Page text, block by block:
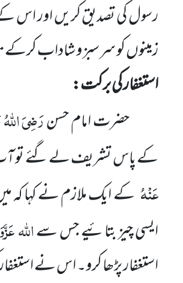
رسول کی تصدیق کریں اور اس کے
زمینوں کو سرسبز و شاداب کرکے
استغفار کی برکت:
حضرت امام حسنرَضِیَ
کے پاس تشریف لے گئے تو
عَنْہُ کے ایک ملازم نے کہا کہ
ایسی چیز بتائیے جس سےاللہ
استغفار پڑھا کرو۔ اس نے